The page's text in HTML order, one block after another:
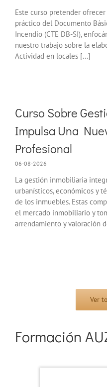
Este curso pretender
práctico del Documento
Incendio (CTE DB-SI),
nuestro trabajo sobre la
Actividad en locales [...]
Curso Sobre
Impulsa Una
Profesional
06-08-2026
La gestión inmobiliaria
urbanísticos, económicos y
de los inmuebles. Estas
el mercado inmobiliario y
arrendamiento y valoración
Ver
Formación